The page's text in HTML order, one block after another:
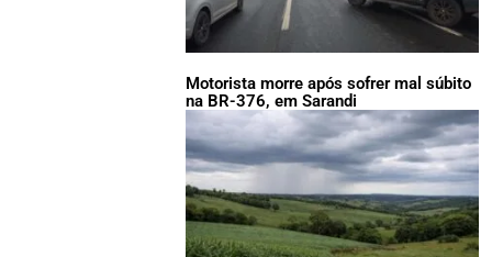
Motorista morre após sofrer mal súbito
na BR-376, em Sarandi